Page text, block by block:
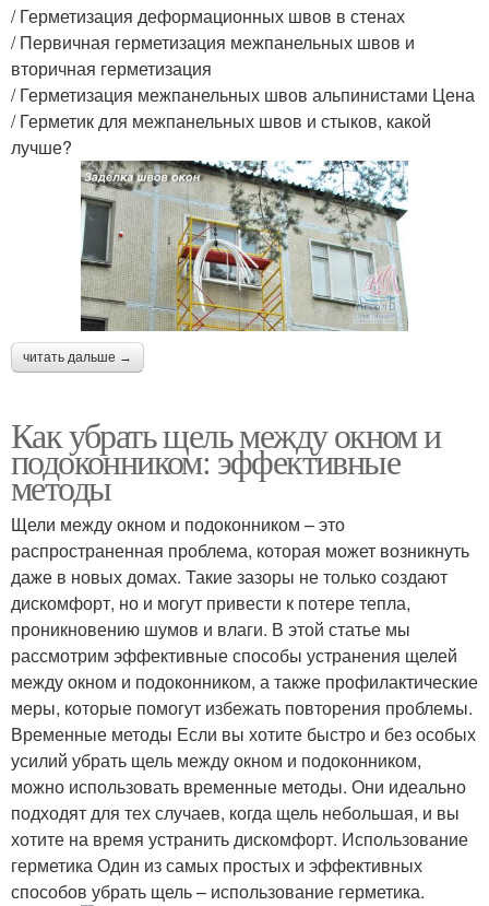
/ Герметизация деформационных швов в стенах
/ Первичная герметизация межпанельных швов и
вторичная герметизация
/ Герметизация межпанельных швов альпинистами Цена
/ Герметик для межпанельных швов и стыков, какой
лучше?
читать дальше →
Как убрать щель между окном и
подоконником: эффективные
методы
Щели между окном и подоконником – это
распространенная проблема, которая может возникнуть
даже в новых домах. Такие зазоры не только создают
дискомфорт, но и могут привести к потере тепла,
проникновению шумов и влаги. В этой статье мы
рассмотрим эффективные способы устранения щелей
между окном и подоконником, а также профилактические
меры, которые помогут избежать повторения проблемы.
Временные методы Если вы хотите быстро и без особых
усилий убрать щель между окном и подоконником,
можно использовать временные методы. Они идеально
подходят для тех случаев, когда щель небольшая, и вы
хотите на время устранить дискомфорт. Использование
герметика Один из самых простых и эффективных
способов убрать щель – использование герметика.